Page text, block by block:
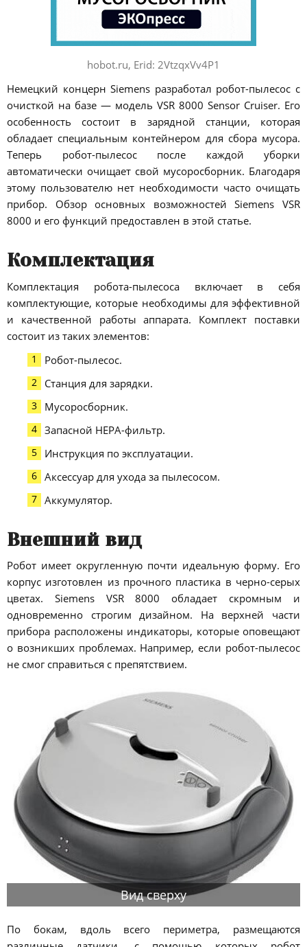
hobot.ru, Erid: 2VtzqxVv4P1
Немецкий концерн Siemens разработал робот-пылесос с
очисткой на базе — модель VSR 8000 Sensor Cruiser. Его
особенность состоит в зарядной станции, которая
обладает специальным контейнером для сбора мусора.
Теперь робот-пылесос после каждой уборки
автоматически очищает свой мусоросборник. Благодаря
этому пользователю нет необходимости часто очищать
прибор. Обзор основных возможностей Siemens VSR
8000 и его функций предоставлен в этой статье.
Комплектация
Комплектация робота-пылесоса включает в себя
комплектующие, которые необходимы для эффективной
и качественной работы аппарата. Комплект поставки
состоит из таких элементов:
Робот-пылесос.
Станция для зарядки.
Мусоросборник.
Запасной НЕРА-фильтр.
Инструкция по эксплуатации.
Аксессуар для ухода за пылесосом.
Аккумулятор.
Внешний вид
Робот имеет округленную почти идеальную форму. Его
корпус изготовлен из прочного пластика в черно-серых
цветах. Siemens VSR 8000 обладает скромным и
одновременно строгим дизайном. На верхней части
прибора расположены индикаторы, которые оповещают
о возникших проблемах. Например, если робот-пылесос
не смог справиться с препятствием.
Вид сверху
По бокам, вдоль всего периметра, размещаются